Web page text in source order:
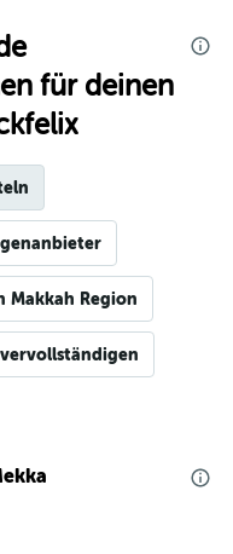
für deinen
Makkah Region
vervollständigen